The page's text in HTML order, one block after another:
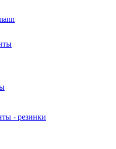
- резинки